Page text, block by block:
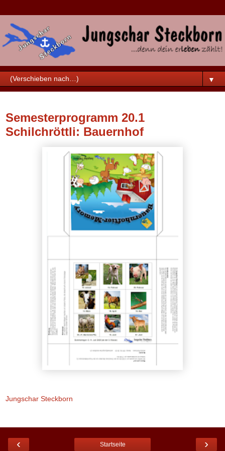
▼
Semesterprogramm 20.1
Schilchröttli: Bauernhof
Jungschar Steckborn
‹ ›
Startseite